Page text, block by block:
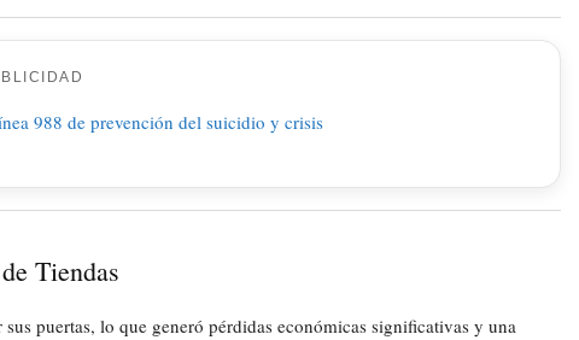
Tiendas
puertas, lo que generó pérdidas económicas significativas y una